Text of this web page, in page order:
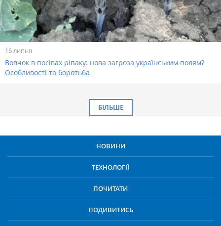
16 липня
Вовчок в посівах ріпаку: нова загроза українським полям?
Особливості та боротьба
БІЛЬШЕ
НОВИНИ
ТЕХНОЛОГІЇ
ПОЧИТАТИ
ПОДИВИТИСЬ